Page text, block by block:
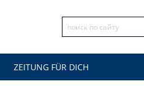
ZEITUNG FÜR DICH